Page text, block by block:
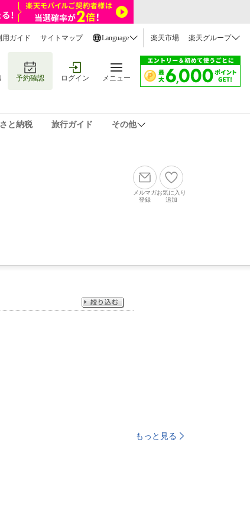
用ガイド サイトマップ Language 楽天市場 楽天グループ
予約確認 ログイン メニュー
と納税 旅行ガイド その他
メルマガ
登録
お気に入り
追加
もっと見る